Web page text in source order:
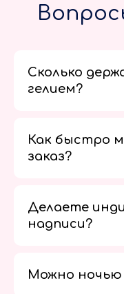
Сколько
гелием?
Как быстро
заказ?
Делаете
надписи?
Можно ночью